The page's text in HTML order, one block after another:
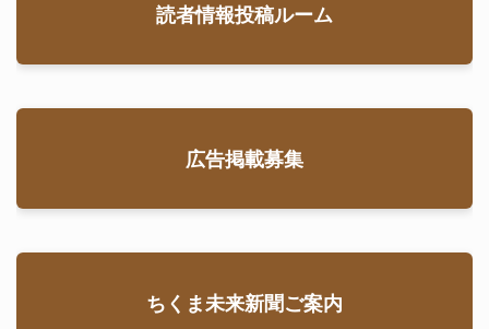
読者情報投稿ルーム
広告掲載募集
ちくま未来新聞ご案内